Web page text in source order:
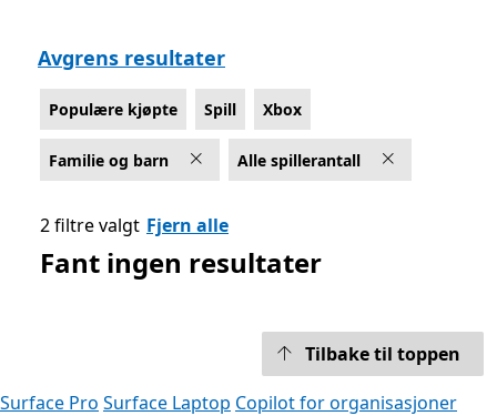
Avgrens resultater
Populære kjøpte Spill Xbox
Familie og barn Alle spillerantall
2 filtre valgt Fjern alle
Fant ingen resultater
Tilbake til toppen
Surface Pro Surface Laptop Copilot for organisasjoner